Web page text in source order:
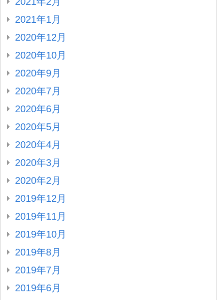
2021年1月
2020年12月
2020年10月
2020年9月
2020年7月
2020年6月
2020年5月
2020年4月
2020年3月
2020年2月
2019年12月
2019年11月
2019年10月
2019年8月
2019年7月
2019年6月